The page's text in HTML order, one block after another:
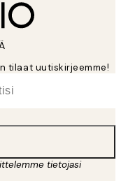
tilaat uutiskirjeemme!
tietojasi